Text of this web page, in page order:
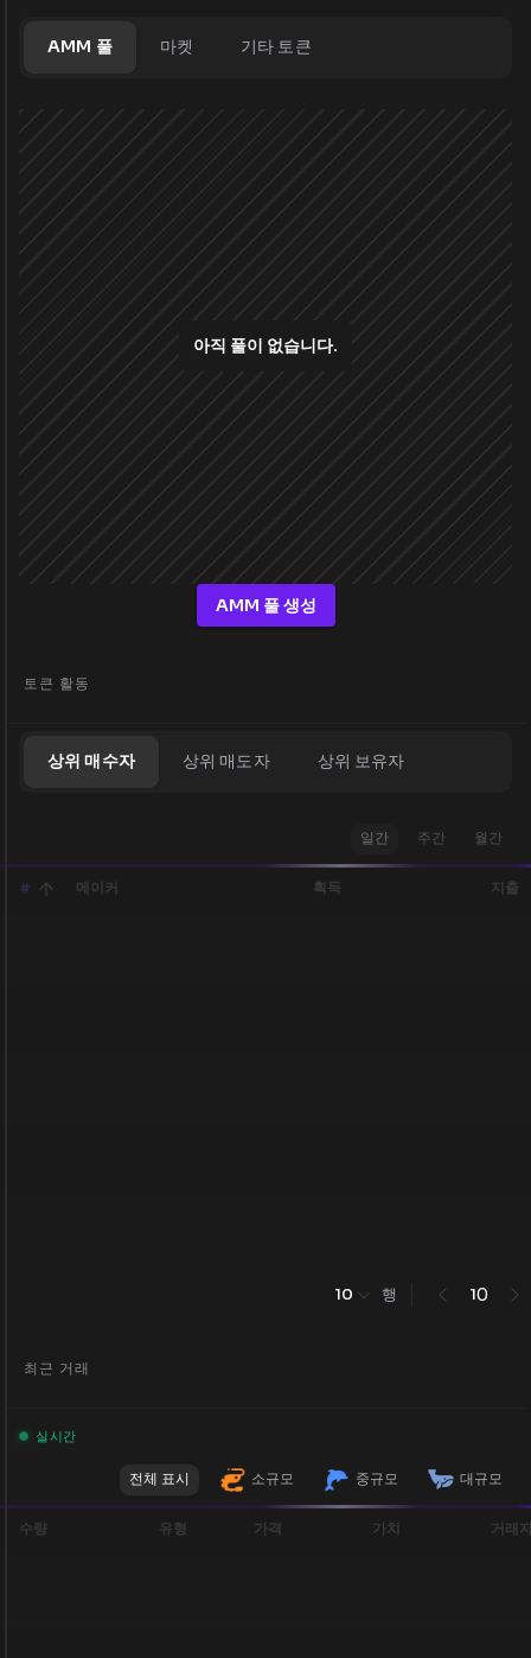
AMM 풀 마켓 기타 토큰
아직 풀이 없습니다.
AMM 풀 생성
토큰 활동
상위 매수자 상위 매도자 상위 보유자
일간 주간 월간
# 메이커 획득 지출
10 행 10
최근 거래
실시간
전체 표시 소규모 중규모 대규모
수량 유형 가격 가치 거래